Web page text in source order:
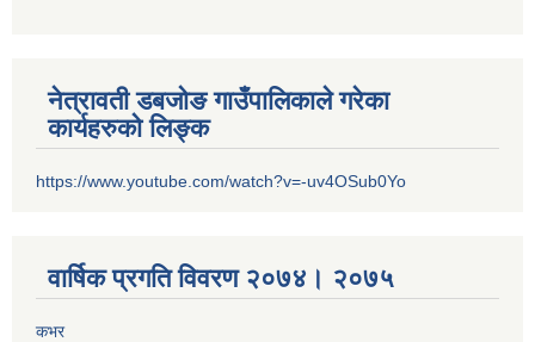
नेत्रावती डबजोङ गाउँपालिकाले गरेका
कार्यहरुको लिङ्क
https://www.youtube.com/watch?v=-uv4OSub0Yo
वार्षिक प्रगति विवरण २०७४। २०७५
कभर